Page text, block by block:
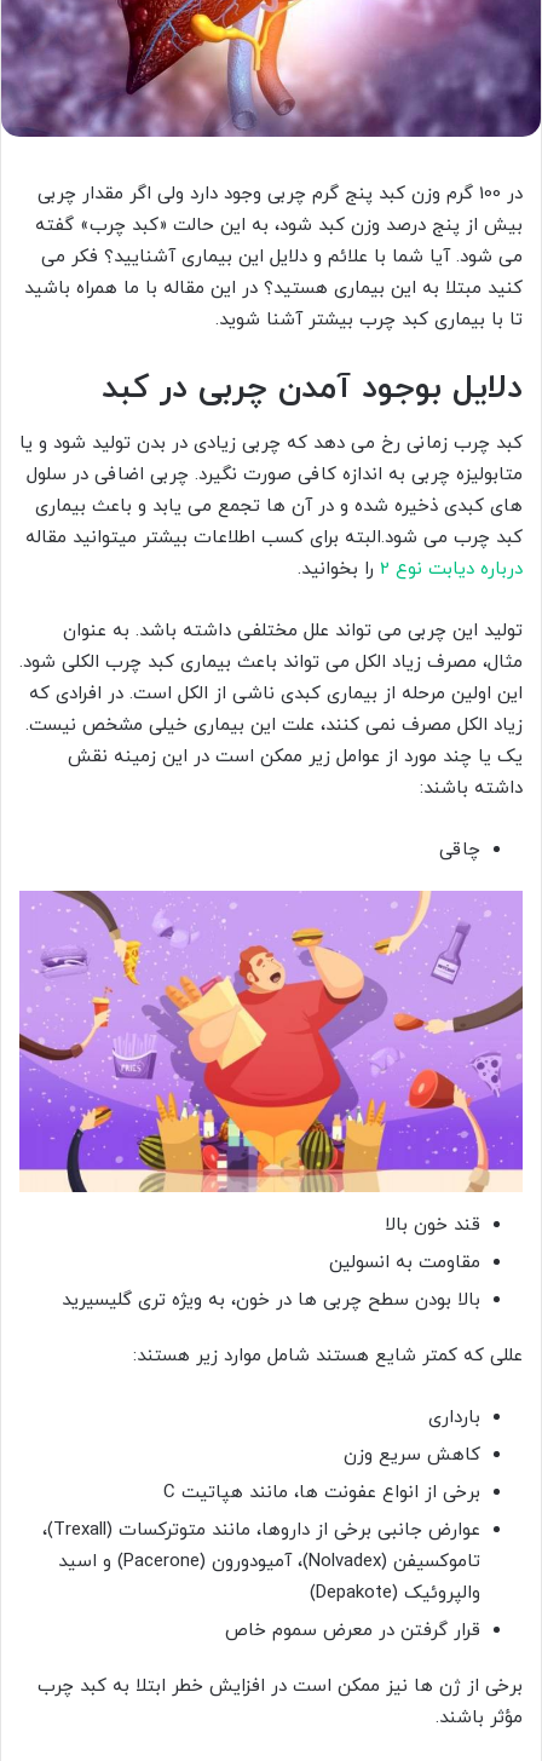
در 100 گرم وزن کبد پنج گرم چربی وجود دارد ولی اگر مقدار چربی
بیش از پنج درصد وزن کبد شود، به این حالت «کبد چرب» گفته
می شود. آیا شما با علائم و دلایل این بیماری آشنایید؟ فکر می
کنید مبتلا به این بیماری هستید؟ در این مقاله با ما همراه باشید
تا با بیماری کبد چرب بیشتر آشنا شوید.
دلایل بوجود آمدن چربی در کبد
کبد چرب زمانی رخ می دهد که چربی زیادی در بدن تولید شود و یا
متابولیزه چربی به اندازه کافی صورت نگیرد. چربی اضافی در سلول
های کبدی ذخیره شده و در آن ها تجمع می یابد و باعث بیماری
کبد چرب می شود.البته برای کسب اطلاعات بیشتر میتوانید مقاله
درباره دیابت نوع 2
را بخوانید.
تولید این چربی می تواند علل مختلفی داشته باشد. به عنوان
مثال، مصرف زیاد الکل می تواند باعث بیماری کبد چرب الکلی شود.
این اولین مرحله از بیماری کبدی ناشی از الکل است. در افرادی که
زیاد الکل مصرف نمی کنند، علت این بیماری خیلی مشخص نیست.
یک یا چند مورد از عوامل زیر ممکن است در این زمینه نقش
داشته باشند:
چاقی
قند خون بالا
مقاومت به انسولین
بالا بودن سطح چربی ها در خون، به ویژه تری گلیسیرید
عللی که کمتر شایع هستند شامل موارد زیر هستند:
بارداری
کاهش سریع وزن
برخی از انواع عفونت ها، مانند هپاتیت C
عوارض جانبی برخی از داروها، مانند متوترکسات (Trexall)،
تاموکسیفن (Nolvadex)، آمیودورون (Pacerone) و اسید
والپروئیک (Depakote)
قرار گرفتن در معرض سموم خاص
برخی از ژن ها نیز ممکن است در افزایش خطر ابتلا به کبد چرب
مؤثر باشند.